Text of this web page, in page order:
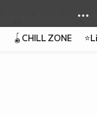
🪀CHILL ZONE